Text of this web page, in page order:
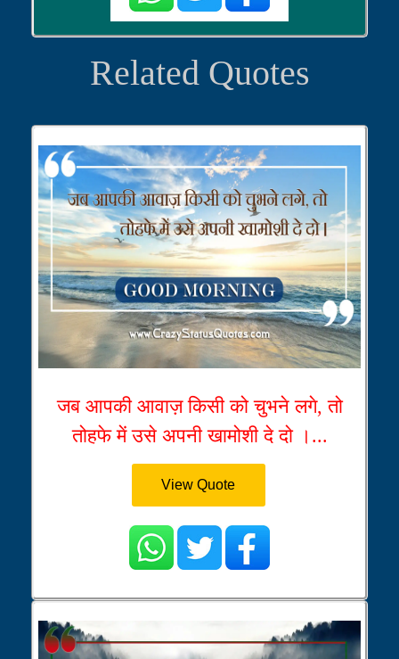
Related Quotes
जब आपकी आवाज़ किसी को चुभने लगे, तो
तोहफे में उसे अपनी खामोशी दे दो ।...
View Quote